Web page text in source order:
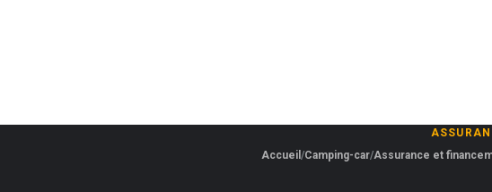
Accueil Camping-car Assurance et